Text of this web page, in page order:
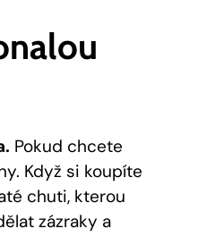
Pokud chcete
Když si koupíte
chuti, kterou
zázraky a